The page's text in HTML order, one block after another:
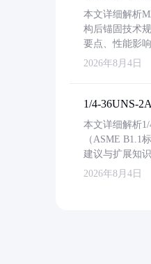
本文详细解析
构后锚固技术
要点、性能影
2026年8月4日
1/4-36UNS-
本文详细解析
（ASME B1.1
建议与扩展知识
2026年8月4日